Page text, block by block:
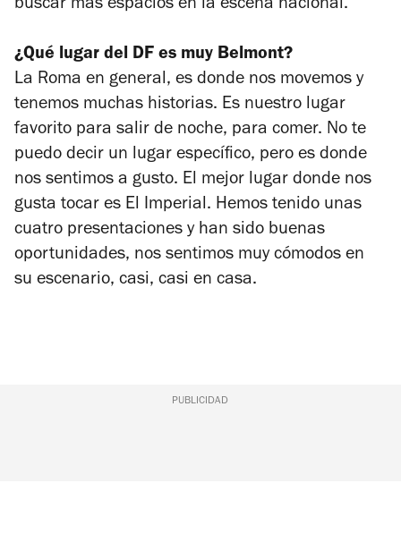
buscar más espacios en la escena nacional.
¿Qué lugar del DF es muy Belmont?
La Roma en general, es donde nos movemos y
tenemos muchas historias. Es nuestro lugar
favorito para salir de noche, para comer. No te
puedo decir un lugar específico, pero es donde
nos sentimos a gusto. El mejor lugar donde nos
gusta tocar es El Imperial. Hemos tenido unas
cuatro presentaciones y han sido buenas
oportunidades, nos sentimos muy cómodos en
su escenario, casi, casi en casa.
PUBLICIDAD